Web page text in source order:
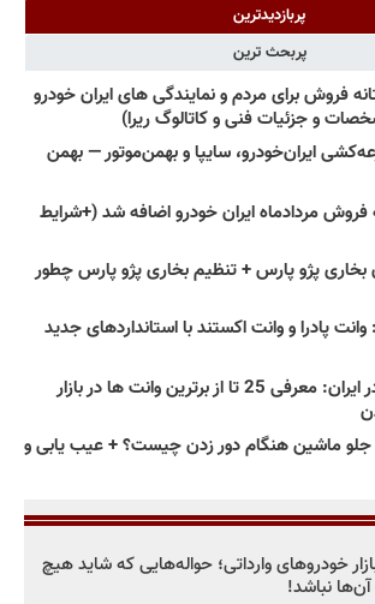
پربازدیدترین
پربحث ترین
فروش برای مردم و نمایندگی های ایران خودرو
و جزئیات فنی و کاتالوگ ریرا)
ایران‌خودرو، سایپا و بهمن‌موتور — بهمن
فروش مردادماه ایران خودرو اضافه شد (+شرایط
پژو پارس + تنظیم بخاری پژو پارس چطور
پادرا و وانت اکستند با استانداردهای جدید
بهترین وانت ها در ایران: معرفی 25 تا از برترین وانت ها در بازار
ماشین هنگام دور زدن چیست؟ + عیب یابی و
خودروهای وارداتی؛ حواله‌هایی که شاید هیچ
نباشد!